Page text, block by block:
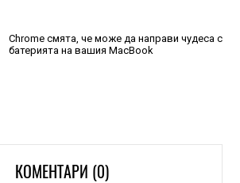
Chrome смята, че може да направи чудеса с
батерията на вашия MacBook
КОМЕНТАРИ (0)